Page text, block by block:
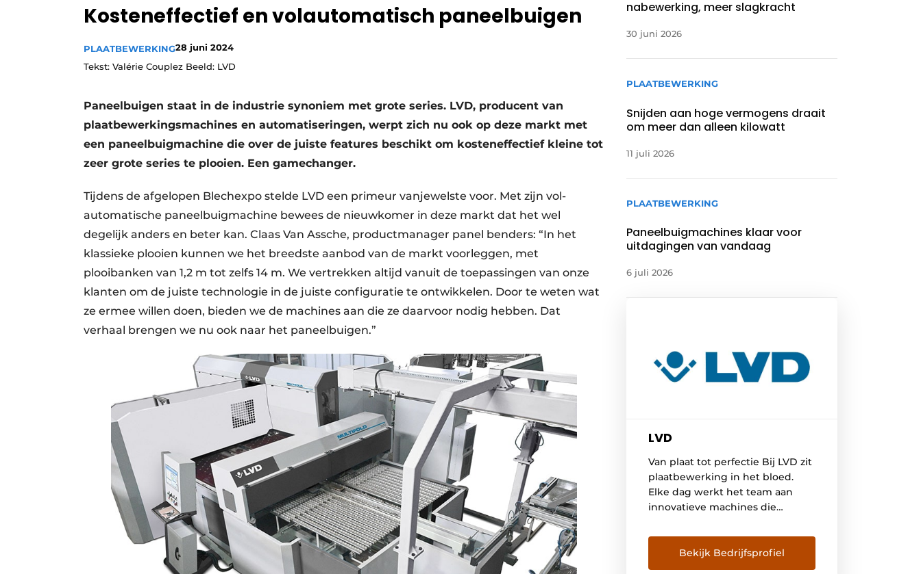
Vacature aanmelden
Video’s
Kosteneffectief en volautomatisch paneelbuigen
PLAATBEWERKING28 juni 2024
Tekst: Valérie Couplez Beeld: LVD
Paneelbuigen staat in de industrie synoniem met grote series. LVD, producent van
plaatbewerkingsmachines en automatiseringen, werpt zich nu ook op deze markt met
een paneelbuigmachine die over de juiste features beschikt om kosteneffectief kleine tot
zeer grote series te plooien. Een gamechanger.
Tijdens de afgelopen Blechexpo stelde LVD een primeur vanjewelste voor. Met zijn vol­
automatische paneelbuigmachine bewees de nieuwkomer in deze markt dat het wel
degelijk anders en beter kan. Claas Van Assche, productmanager panel benders: “In het
klassieke plooien kunnen we het breedste aanbod van de markt voorleggen, met
plooibanken van 1,2 m tot zelfs 14 m. We vertrekken altijd vanuit de toepassingen van onze
klanten om de juiste technologie in de juiste configuratie te ontwikkelen. Door te weten wat
ze ermee willen doen, bieden we de machines aan die ze daarvoor nodig hebben. Dat
verhaal brengen we nu ook naar het paneelbuigen.”
nabewerking, meer slagkracht
30 juni 2026
PLAATBEWERKING
Snijden aan hoge vermogens draait
om meer dan alleen kilowatt
11 juli 2026
PLAATBEWERKING
Paneelbuigmachines klaar voor
uitdagingen van vandaag
6 juli 2026
LVD
Van plaat tot perfectie Bij LVD zit
plaatbewerking in het bloed.
Elke dag werkt het team aan
innovatieve machines die
of ponsen. Van krachtige
afkantpersen tot slimme
software: alles draait bij LVD om
Bekijk Bedrijfsprofiel